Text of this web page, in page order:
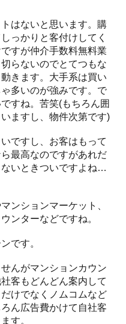
はないと思います。購
っかりと客付けしてく
すが仲介手数料無料業
らないのでとてつもな
きます。大手系は買い
多いのが強みです。で
すね。苦笑(もちろん囲
ますし、物件次第です)
ですし、お客はもって
最高なのですがあれだ
いときついですよね…
ンションマーケット、
ンターなどですね。
です。
んがマンションカウン
客もどんどん案内して
けでなくノムコムなど
ん広告費かけて自社客
す。